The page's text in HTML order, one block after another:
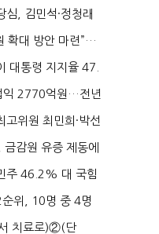
, 김민석·정청래
확대 방안 마련”…
대통령 지지율 47.
익 2770억원…전년
위원 최민희·박선
감원 유증 제동에
주 46.2% 대 국힘
...
위, 10명 중 4명
...
치료로)②(단